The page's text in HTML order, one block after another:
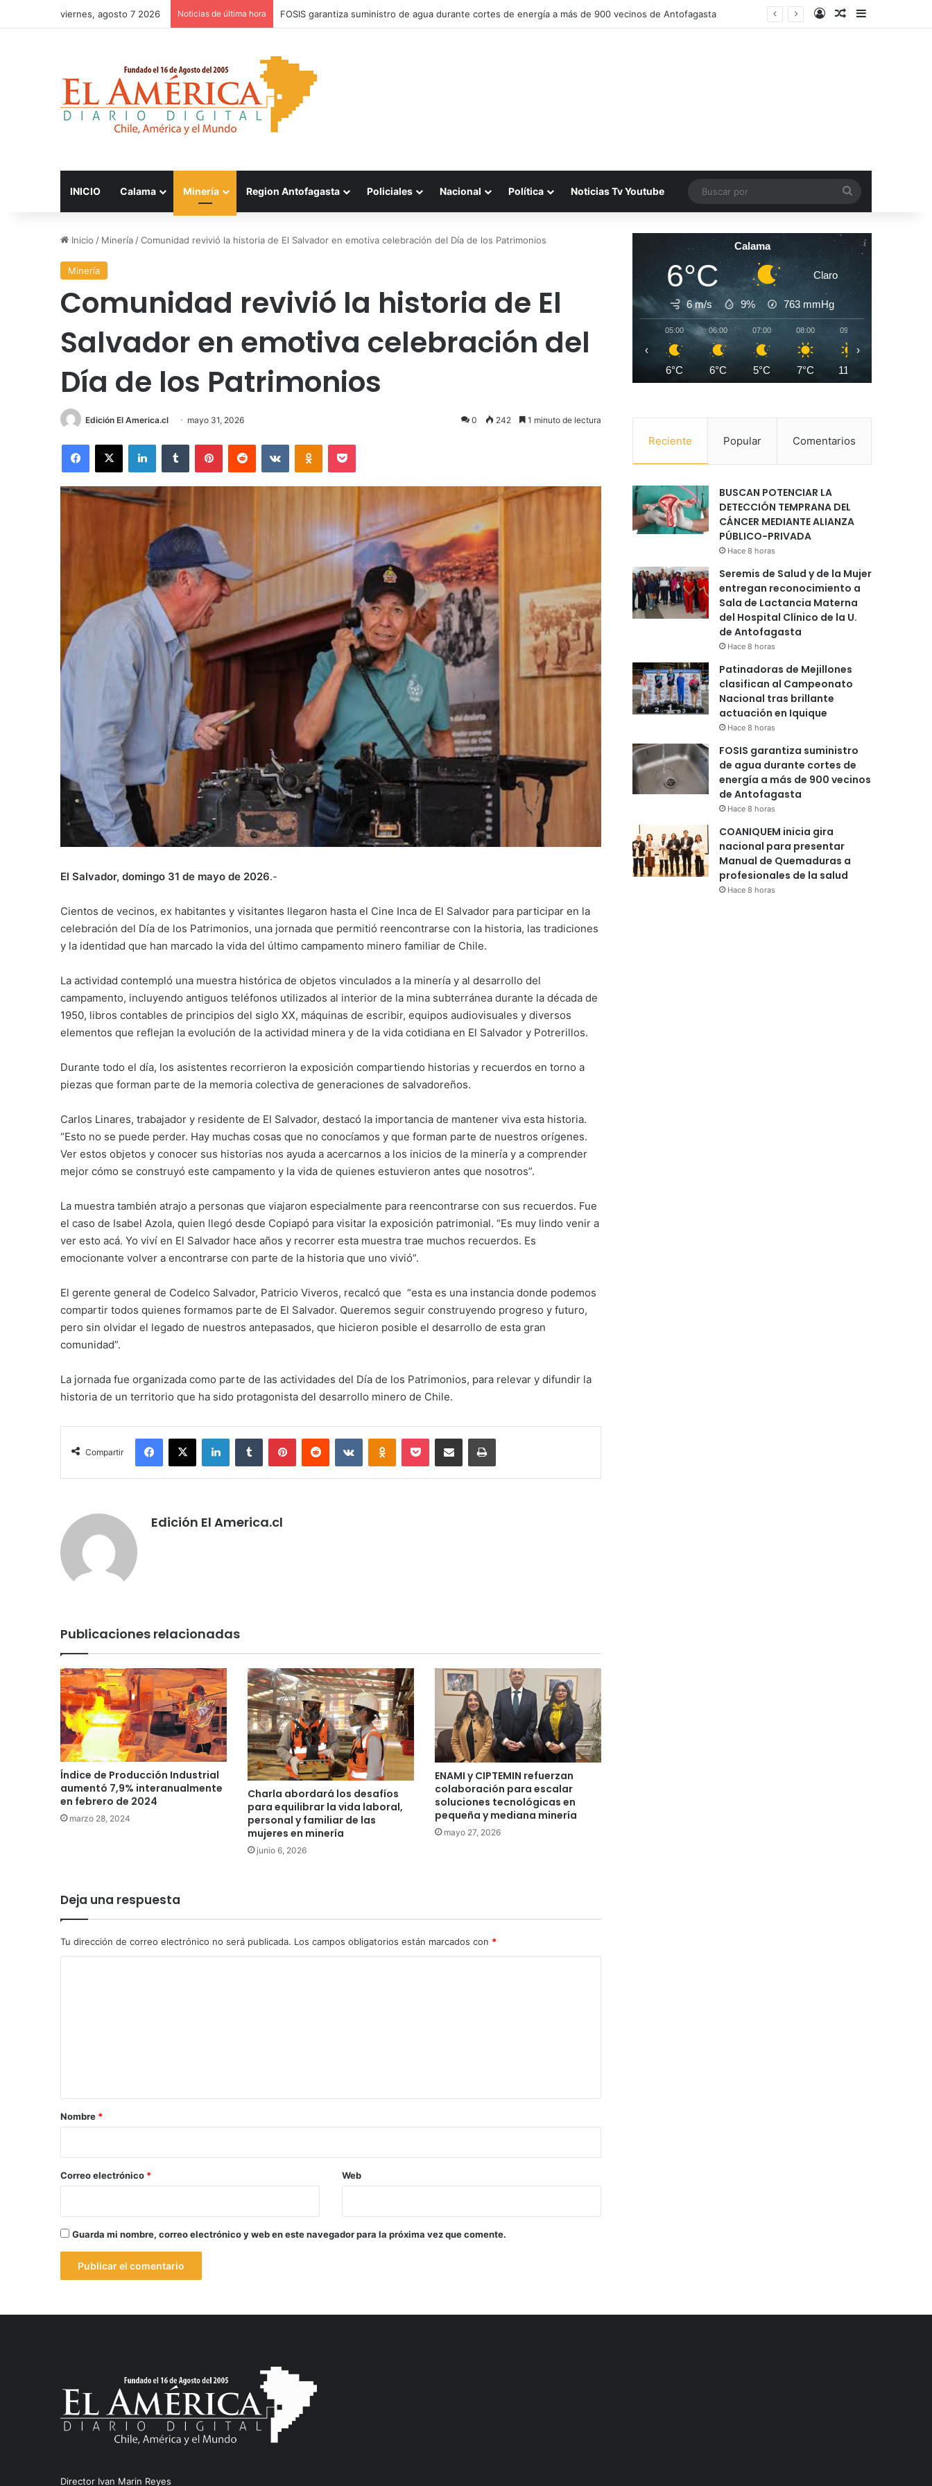
viernes, agosto 7 2026 Noticias de última hora FOSIS garantiza suministro de agua durante cortes de energía a más de 900 vecinos de Antofagasta AccesoPublicacion al
Barra lateral
INICIO Calama Minería Region Antofagasta Policiales Nacional Política Noticias Tv Youtube
por
Inicio / Minería /Comunidad revivió la historia de El Salvador en emotiva celebración del Día de los Patrimonios
Minería
Comunidad revivió la historia de El
Salvador en emotiva celebración del
Día de los Patrimonios
Edición El America.cl mayo 31, 2026 0 242 1 minuto de lectura
Facebook
X LinkedInTumblr PinterestReddit VKontakteOdnoklassniki
Pocket
El Salvador, domingo 31 de mayo de 2026.-
Cientos de vecinos, ex habitantes y visitantes llegaron hasta el Cine Inca de El Salvador para participar en la
celebración del Día de los Patrimonios, una jornada que permitió reencontrarse con la historia, las tradiciones
y la identidad que han marcado la vida del último campamento minero familiar de Chile.
La actividad contempló una muestra histórica de objetos vinculados a la minería y al desarrollo del
campamento, incluyendo antiguos teléfonos utilizados al interior de la mina subterránea durante la década de
1950, libros contables de principios del siglo XX, máquinas de escribir, equipos audiovisuales y diversos
elementos que reflejan la evolución de la actividad minera y de la vida cotidiana en El Salvador y Potrerillos.
Durante todo el día, los asistentes recorrieron la exposición compartiendo historias y recuerdos en torno a
piezas que forman parte de la memoria colectiva de generaciones de salvadoreños.
Carlos Linares, trabajador y residente de El Salvador, destacó la importancia de mantener viva esta historia.
“Esto no se puede perder. Hay muchas cosas que no conocíamos y que forman parte de nuestros orígenes.
Ver estos objetos y conocer sus historias nos ayuda a acercarnos a los inicios de la minería y a comprender
mejor cómo se construyó este campamento y la vida de quienes estuvieron antes que nosotros”.
La muestra también atrajo a personas que viajaron especialmente para reencontrarse con sus recuerdos. Fue
el caso de Isabel Azola, quien llegó desde Copiapó para visitar la exposición patrimonial. “Es muy lindo venir a
ver esto acá. Yo viví en El Salvador hace años y recorrer esta muestra trae muchos recuerdos. Es
emocionante volver a encontrarse con parte de la historia que uno vivió”.
El gerente general de Codelco Salvador, Patricio Viveros, recalcó que “esta es una instancia donde podemos
compartir todos quienes formamos parte de El Salvador. Queremos seguir construyendo progreso y futuro,
pero sin olvidar el legado de nuestros antepasados, que hicieron posible el desarrollo de esta gran
comunidad”.
La jornada fue organizada como parte de las actividades del Día de los Patrimonios, para relevar y difundir la
historia de un territorio que ha sido protagonista del desarrollo minero de Chile.
Compartir
Facebook
X LinkedInTumblr PinterestReddit VKontakteOdnoklassniki
Pocket Compartir via email Imprimir
Edición El America.cl
Publicaciones relacionadas
Índice de Producción Industrial
aumentó 7,9% interanualmente
en febrero de 2024
marzo 28, 2024
Charla abordará los desafíos
para equilibrar la vida laboral,
personal y familiar de las
mujeres en minería
junio 6, 2026
ENAMI y CIPTEMIN refuerzan
colaboración para escalar
soluciones tecnológicas en
pequeña y mediana minería
mayo 27, 2026
Deja una respuesta
Tu dirección de correo electrónico no será publicada. Los campos obligatorios están marcados con *
r
*
Nombre *
Correo electrónico * Web
Guarda mi nombre, correo electrónico y web en este navegador para la próxima vez que comente.
Calama
6°C Claro
6 m/s 9% 763mmHg
05:00
6°C
06:00
6°C
07:00
5°C
08:00
7°C
09:00
11°C
‹ ›
Reciente Popular Comentarios
BUSCAN POTENCIAR LA
DETECCIÓN TEMPRANA DEL
CÁNCER MEDIANTE ALIANZA
PÚBLICO-PRIVADA
Hace 8 horas
Seremis de Salud y de la Mujer
entregan reconocimiento a
Sala de Lactancia Materna
del Hospital Clínico de la U.
de Antofagasta
Hace 8 horas
Patinadoras de Mejillones
clasifican al Campeonato
Nacional tras brillante
actuación en Iquique
Hace 8 horas
FOSIS garantiza suministro
de agua durante cortes de
energía a más de 900 vecinos
de Antofagasta
Hace 8 horas
COANIQUEM inicia gira
nacional para presentar
Manual de Quemaduras a
profesionales de la salud
Hace 8 horas
Director Ivan Marin Reyes